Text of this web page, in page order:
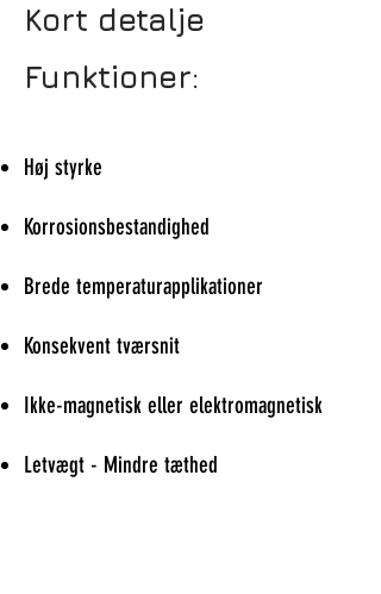
Kort detalje
Funktioner:
Høj styrke
Korrosionsbestandighed
Brede temperaturapplikationer
Konsekvent tværsnit
Ikke-magnetisk eller elektromagnetisk
Letvægt - Mindre tæthed